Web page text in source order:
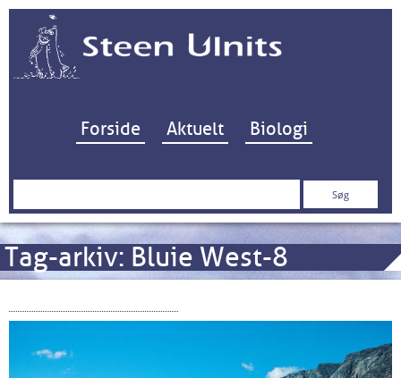
Hop til indhold
Forside Aktuelt Biologi
Søg
Tag-arkiv: Bluie West-8